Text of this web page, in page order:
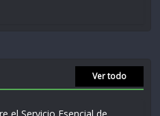
Ver todo